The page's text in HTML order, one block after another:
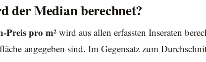
der Median berechnet?
Preis pro m² wird aus allen erfassten Inseraten
angegeben sind. Im Gegensatz zum